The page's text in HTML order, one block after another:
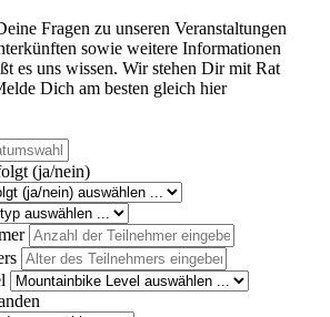
Fragen zu unseren Veranstaltungen
sowie weitere Informationen
es uns wissen. Wir stehen Dir mit Rat
Dich am besten gleich hier
(ja/nein)